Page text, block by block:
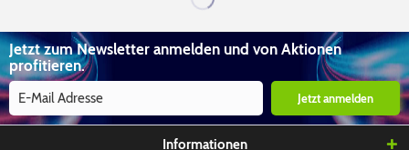
Jetzt zum Newsletter anmelden und von Aktionen
profitieren.
Jetzt anmelden
Informationen